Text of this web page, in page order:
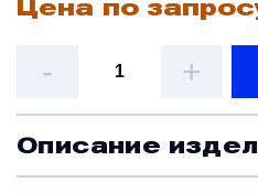
Цена по
- +
Описание
Колеса, тормоза и